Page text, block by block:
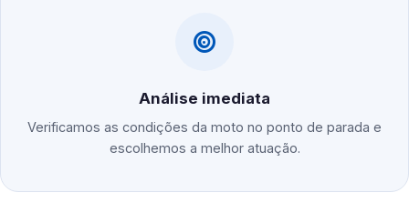
Análise imediata
Verificamos as condições da moto no ponto de parada e
escolhemos a melhor atuação.